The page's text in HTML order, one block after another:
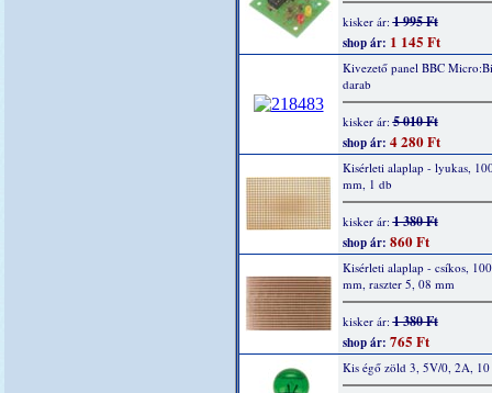
kisker ár:1 995 Ft
shop ár: 1 145 Ft
Kivezető panel BBC
darab
kisker ár:5 010 Ft
shop ár: 4 280 Ft
Kisérleti alaplap - lyukas,
mm, 1 db
kisker ár:1 380 Ft
shop ár: 860 Ft
Kisérleti alaplap - csíkos,
mm, raszter 5, 08 mm
kisker ár:1 380 Ft
shop ár: 765 Ft
Kis égő zöld 3, 5V/0, 2A, 10